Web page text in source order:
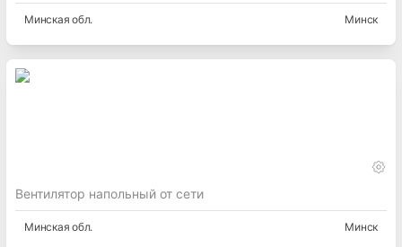
Минская обл. Минск
Вентилятор напольный от сети
Минская обл. Минск